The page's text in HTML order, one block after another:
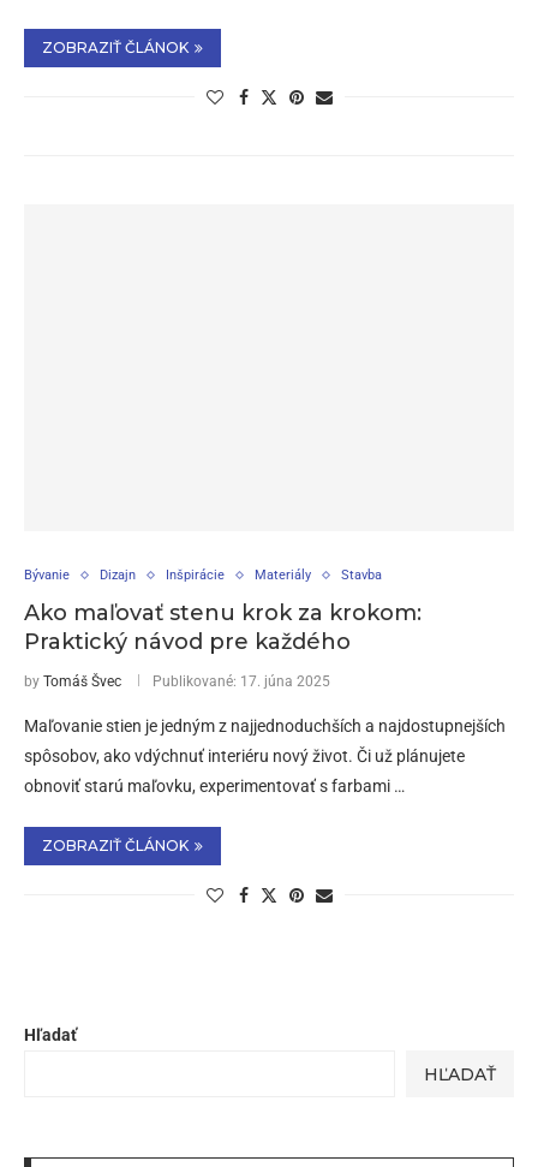
ZOBRAZIŤ ČLÁNOK
Bývanie Dizajn Inšpirácie Materiály Stavba
Ako maľovať stenu krok za krokom:
Praktický návod pre každého
by Tomáš Švec Publikované: 17. júna 2025
Maľovanie stien je jedným z najjednoduchších a najdostupnejších
spôsobov, ako vdýchnuť interiéru nový život. Či už plánujete
obnoviť starú maľovku, experimentovať s farbami …
ZOBRAZIŤ ČLÁNOK
Hľadať
HĽADAŤ